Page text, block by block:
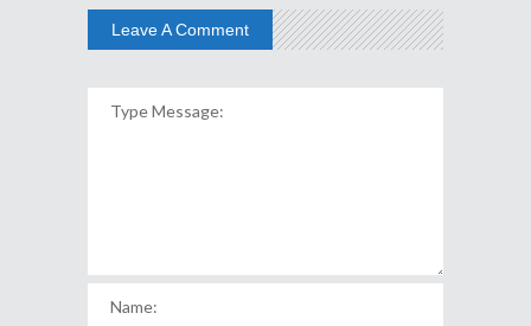
Leave A Comment